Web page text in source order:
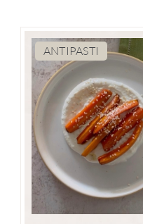
ANTIPASTI